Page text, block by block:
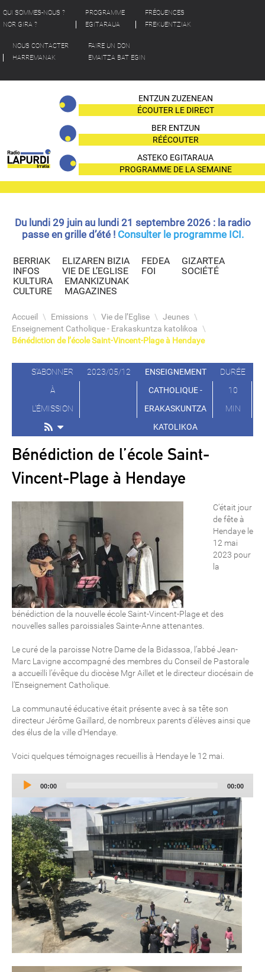
QUI SOMMES-NOUS ?
NOR GIRA ?
PROGRAMME
EGITARAUA
FRÉQUENCES
FREKUENTZIAK
NOUS CONTACTER
HARREMANAK
FAIRE UN DON
EMAITZA BAT EGIN
ENTZUN ZUZENEAN
ÉCOUTER LE DIRECT
BER ENTZUN
RÉÉCOUTER
ASTEKO EGITARAUA
PROGRAMME DE LA SEMAINE
Du lundi 29 juin au lundi 21 septembre 2026 : la radio
passe en grille d’été ! Consulter le programme ICI.
BERRIAK
INFOS
ELIZAREN BIZIA
VIE DE L’EGLISE
FEDEA
FOI
GIZARTEA
SOCIÉTÉ
KULTURA
CULTURE
EMANKIZUNAK
MAGAZINES
Accueil \ Emissions \ Vie de l’Eglise \ Jeunes \
Enseignement Catholique - Erakaskuntza katolikoa \
Bénédiction de l’école Saint-Vincent-Plage à Hendaye
S'ABONNER
À
L'ÉMISSION
2023/05/12
ENSEIGNEMENT
CATHOLIQUE -
ERAKASKUNTZA
KATOLIKOA
DURÉE
10
MIN
Bénédiction de l’école Saint-
Vincent-Plage à Hendaye
C’était jour
de fête à
Hendaye le
12 mai
2023 pour
la
bénédiction de la nouvelle école Saint-Vincent-Plage et des
nouvelles salles paroissiales Sainte-Anne attenantes.
Le curé de la paroisse Notre Dame de la Bidassoa, l’abbé Jean-
Marc Lavigne accompagné des membres du Conseil de Pastorale
a accueilli l’évêque du diocèse Mgr Aillet et le directeur diocésain de
l’Enseignement Catholique.
La communauté éducative était présente avec à sa tête son
directeur Jérôme Gaillard, de nombreux parents d’élèves ainsi que
des élus de la ville d’Hendaye.
Voici quelques témoignages recueillis à Hendaye le 12 mai.
Current
00:00
Total
00:00